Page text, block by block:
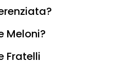
Meloni?
Fratelli